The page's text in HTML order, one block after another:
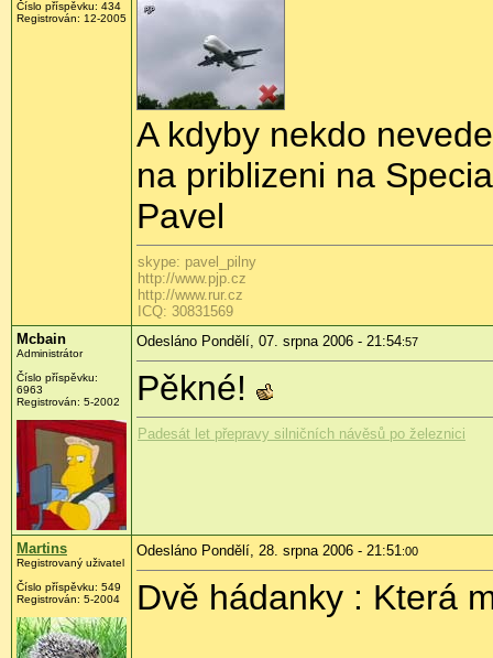
Číslo příspěvku: 434
Registrován: 12-2005
A kdyby nekdo
na priblizeni na
Pavel
skype: pavel_pilny
http://www.pjp.cz
http://www.rur.cz
ICQ: 30831569
Mcbain
Administrátor
Číslo příspěvku:
6963
Registrován: 5-2002
Odesláno Pondělí, 07. srpna 2006 - 21:54:57
Pěkné!
Padesát let přepravy silničních návěsů po železnici
Martins
Registrovaný uživatel
Číslo příspěvku: 549
Registrován: 5-2004
Odesláno Pondělí, 28. srpna 2006 - 21:51:00
Dvě hádanky : Která